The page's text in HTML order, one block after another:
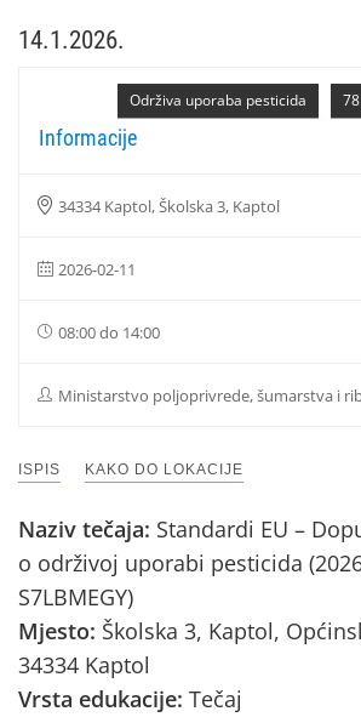
14.1.2026.
Održiva uporaba pesticida
Informacije
34334 Kaptol, Školska 3, Kaptol
2026-02-11
08:00 do 14:00
Ministarstvo poljoprivrede, šumarstva i
ISPIS KAKO DO LOKACIJE
Naziv tečaja: Standardi EU –
o održivoj uporabi pesticida
S7LBMEGY)
Mjesto: Školska 3, Kaptol,
34334 Kaptol
Vrsta edukacije: Tečaj